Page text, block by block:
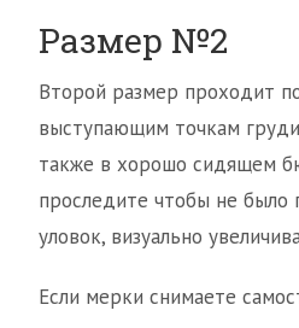
Размер №2
Второй размер проходит
выступающим точкам
также в хорошо сидящем
проследите чтобы не было
уловок, визуально
Если мерки снимаете